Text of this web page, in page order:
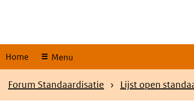
Home Menu
Kruimelpad
Forum Standaardisatie Lijst open